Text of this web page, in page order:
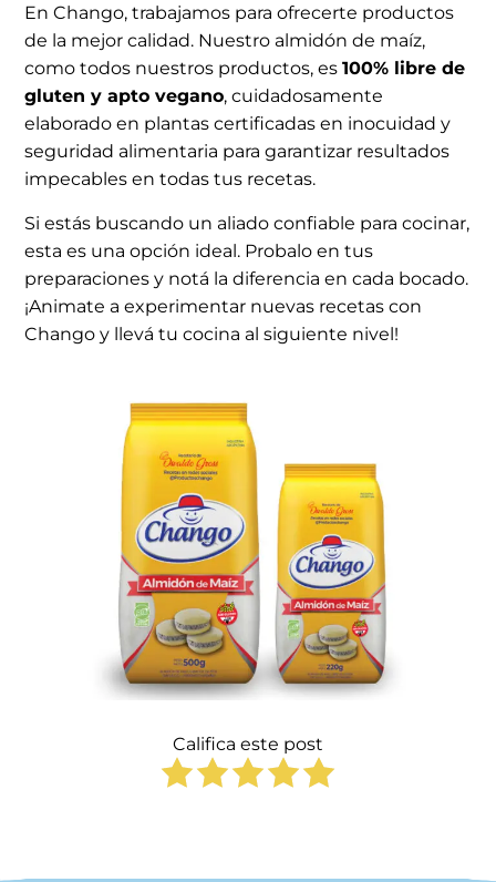
En Chango, trabajamos para ofrecerte productos
de la mejor calidad. Nuestro almidón de maíz,
como todos nuestros productos, es100% libre de
gluten y apto vegano, cuidadosamente
elaborado en plantas certificadas en inocuidad y
seguridad alimentaria para garantizar resultados
impecables en todas tus recetas.
Si estás buscando un aliado confiable para cocinar,
esta es una opción ideal. Probalo en tus
preparaciones y notá la diferencia en cada bocado.
¡Animate a experimentar nuevas recetas con
Chango y llevá tu cocina al siguiente nivel!
Califica este post